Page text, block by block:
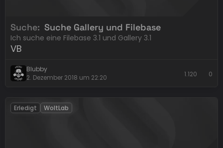
Suche Suche Gallery und Filebase
Ich suche eine Filebase 3.1 und Gallery 3.1
VB
Blubby
2. Dezember 2018 um 22:20
1.120 0
Erledigt WoltLab